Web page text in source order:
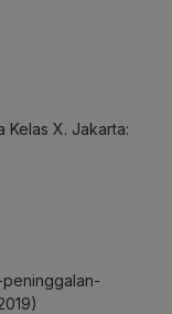
Kelas X. Jakarta: